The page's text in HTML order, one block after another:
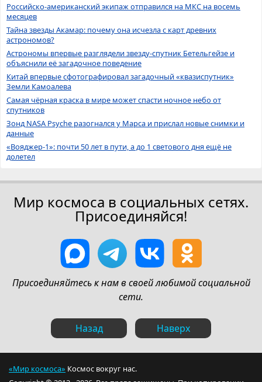
Российско-американский экипаж отправился на МКС на восемь
месяцев
Тайна звезды Акамар: почему она исчезла с карт древних
астрономов?
Астрономы впервые разглядели звезду-спутник Бетельгейзе и
объяснили её загадочное поведение
Китай впервые сфотографировал загадочный «квазиспутник»
Земли Камоалева
Самая чёрная краска в мире может спасти ночное небо от
спутников
Зонд NASA Psyche разогнался у Марса и прислал новые снимки и
данные
«Вояджер-1»: почти 50 лет в пути, а до 1 светового дня ещё не
долетел
Мир космоса в социальных сетях.
Присоединяйся!
Присоединяйтесь к нам в своей любимой социальной
сети.
Назад Наверх
«Мир космоса» Космос вокруг нас.